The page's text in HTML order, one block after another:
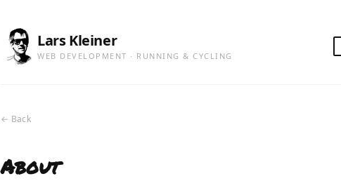
Lars Kleiner
WEB DEVELOPMENT · RUNNING & CYCLING
← Back
About